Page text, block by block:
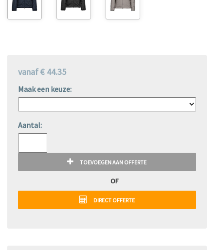
vanaf € 44.35
Maak een keuze:
Aantal:
TOEVOEGEN AAN OFFERTE
OF
DIRECT OFFERTE